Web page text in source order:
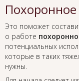
Это поможет
о работе
потенциальных
которые в таких
нужны.